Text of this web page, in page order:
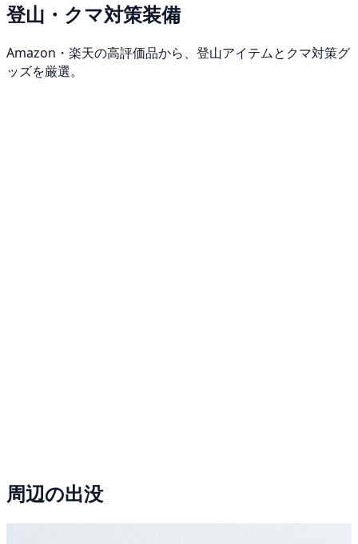
登山・クマ対策装備
Amazon・楽天の高評価品から、登山アイテムとクマ対策グ
ッズを厳選。
周辺の出没